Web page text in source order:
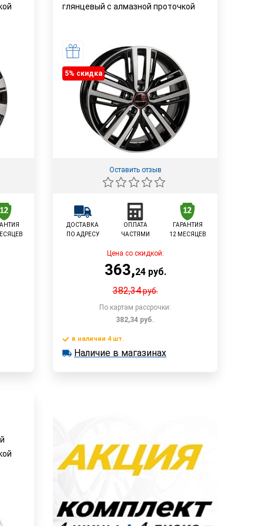
глянцевый с алмазной проточкой
5% cкидка
Оставить отзыв
ДОСТАВКА
ПО АДРЕСУ
ОПЛАТА
ЧАСТЯМИ
ГАРАНТИЯ
12 МЕСЯЦЕВ
Цена со скидкой:
363,24руб.
382,34руб.
По картам рассрочки:
382,34 руб.
В корзину
в наличии 4 шт.
в наличии 4 шт.
Наличие в магазинах